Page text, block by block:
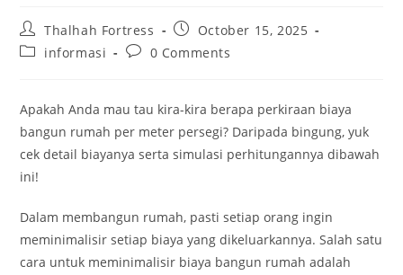
Post
author:
Thalhah Fortress
Post
published:
October 15, 2025
Postinformasi
Post0 Comments
Apakah Anda mau tau kira-kira berapa perkiraan biaya
bangun rumah per meter persegi? Daripada bingung, yuk
cek detail biayanya serta simulasi perhitungannya dibawah
ini!
Dalam membangun rumah, pasti setiap orang ingin
meminimalisir setiap biaya yang dikeluarkannya. Salah satu
cara untuk meminimalisir biaya bangun rumah adalah